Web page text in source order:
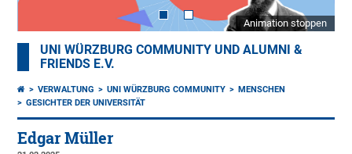
Animation stoppen
UNI WÜRZBURG COMMUNITY UND ALUMNI &
FRIENDS E.V.
VERWALTUNG UNI WÜRZBURG COMMUNITY
MENSCHEN
GESICHTER DER UNIVERSITÄT
Edgar Müller